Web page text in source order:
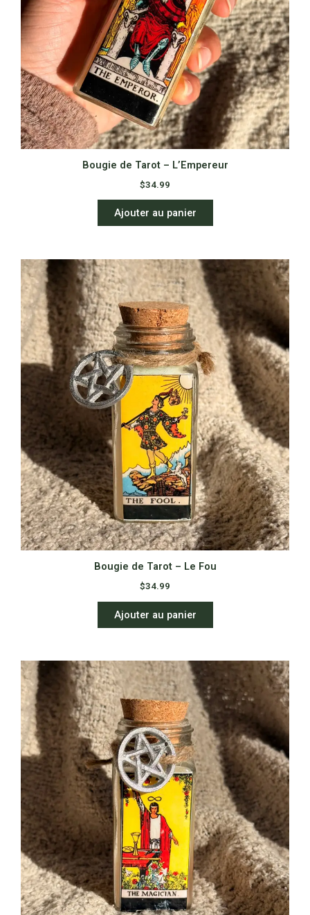
Bougie de Tarot – L’Empereur
$34.99
Ajouter au panier
Bougie de Tarot – Le Fou
$34.99
Ajouter au panier